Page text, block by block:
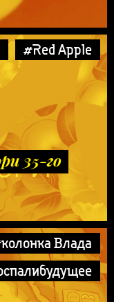
#Red Apple
35-го
Влада